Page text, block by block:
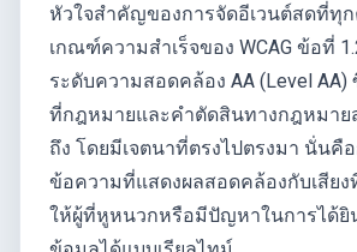
หัวใจสำคัญของการจัดอีเวนต์สดที่ทุ
เกณฑ์ความสำเร็จของ WCAG ข้อที่
ระดับความสอดคล้อง AA (Level AA)
ที่กฎหมายและคำตัดสินทางกฎหมาย
ถึง โดยมีเจตนาที่ตรงไปตรงมา นั่นคื
ข้อความที่แสดงผลสอดคล้องกับเสียง
ให้ผู้ที่หูหนวกหรือมีปัญหาในการได้ยิ